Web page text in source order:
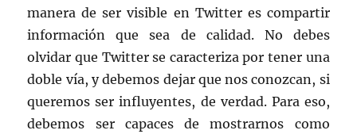
manera de ser visible en Twitter es compartir
información que sea de calidad. No debes
olvidar que Twitter se caracteriza por tener una
doble vía, y debemos dejar que nos conozcan, si
queremos ser influyentes, de verdad. Para eso,
debemos ser capaces de mostrarnos como